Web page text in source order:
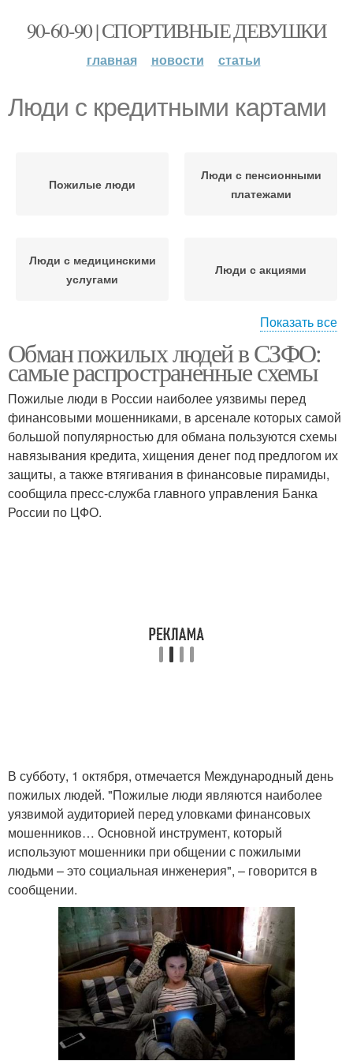
90-60-90 | СПОРТИВНЫЕ ДЕВУШКИ
главная новости статьи
Люди с кредитными картами
Пожилые люди
Люди с пенсионными
платежами
Люди с медицинскими
услугами
Люди с акциями
Люди для обмана
Показать все
Обман пожилых людей в СЗФО:
самые распространенные схемы
Пожилые люди в России наиболее уязвимы перед
финансовыми мошенниками, в арсенале которых самой
большой популярностью для обмана пользуются схемы
навязывания кредита, хищения денег под предлогом их
защиты, а также втягивания в финансовые пирамиды,
сообщила пресс-служба главного управления Банка
России по ЦФО.
В субботу, 1 октября, отмечается Международный день
пожилых людей. "Пожилые люди являются наиболее
уязвимой аудиторией перед уловками финансовых
мошенников… Основной инструмент, который
используют мошенники при общении с пожилыми
людьми – это социальная инженерия", – говорится в
сообщении.